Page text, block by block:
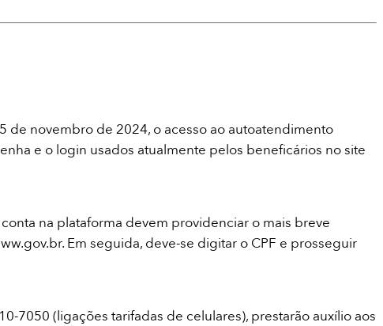
de novembro de 2024, o acesso ao autoatendimento
e o login usados atualmente pelos beneficários no site
na plataforma devem providenciar o mais breve
Em seguida, deve-se digitar o CPF e prosseguir
7050 (ligações tarifadas de celulares), prestarão auxílio aos